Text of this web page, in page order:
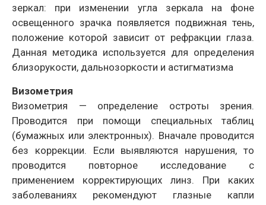
зеркал: при изменении угла зеркала на фоне
освещенного зрачка появляется подвижная тень,
положение которой зависит от рефракции глаза.
Данная методика используется для определения
близорукости, дальнозоркости и астигматизма
Визометрия
Визометрия — определение остроты зрения.
Проводится при помощи специальных таблиц
(бумажных или электронных). Вначале проводится
без коррекции. Если выявляются нарушения, то
проводится повторное исследование с
применением корректирующих линз. При каких
заболеваниях рекомендуют глазные капли